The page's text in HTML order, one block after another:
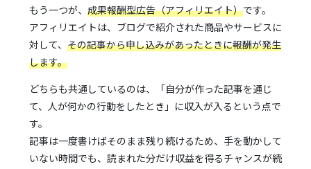
もう一つが、 成果報酬型広告（アフィリエイト）です。
アフィリエイトは、ブログで紹介された商品やサービスに
対して、 その記事から申し込みがあったときに報酬が発生
します。
どちらも共通しているのは、「自分が作った記事を通じ
て、人が何かの行動をしたとき」に収入が入るという点で
す。
記事は一度書けばそのまま残り続けるため、手を動かして
いない時間でも、読まれた分だけ収益を得るチャンスが続